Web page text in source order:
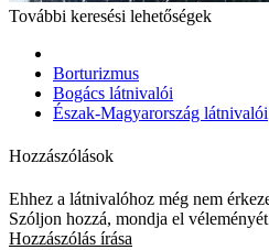
További keresési lehetőségek
Borturizmus
Bogács látnivalói
Észak-Magyarország látnivalói
Hozzászólások
Ehhez a látnivalóhoz még nem
Szóljon hozzá, mondja el
Hozzászólás írása